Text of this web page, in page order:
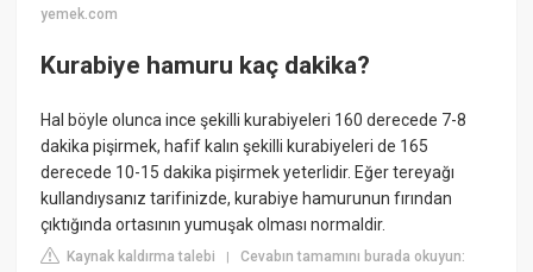
yemek.com
Kurabiye hamuru kaç dakika?
Hal böyle olunca ince şekilli kurabiyeleri 160 derecede 7-8
dakika pişirmek, hafif kalın şekilli kurabiyeleri de 165
derecede 10-15 dakika pişirmek yeterlidir. Eğer tereyağı
kullandıysanız tarifinizde, kurabiye hamurunun fırından
çıktığında ortasının yumuşak olması normaldir.
Kaynak kaldırma talebi |Cevabın tamamını burada okuyun: